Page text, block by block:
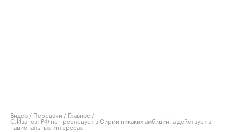
Видео / Передачи / Главное /
С.Иванов: РФ не преследует в Сирии никаких амбиций, а действует в
национальных интересах